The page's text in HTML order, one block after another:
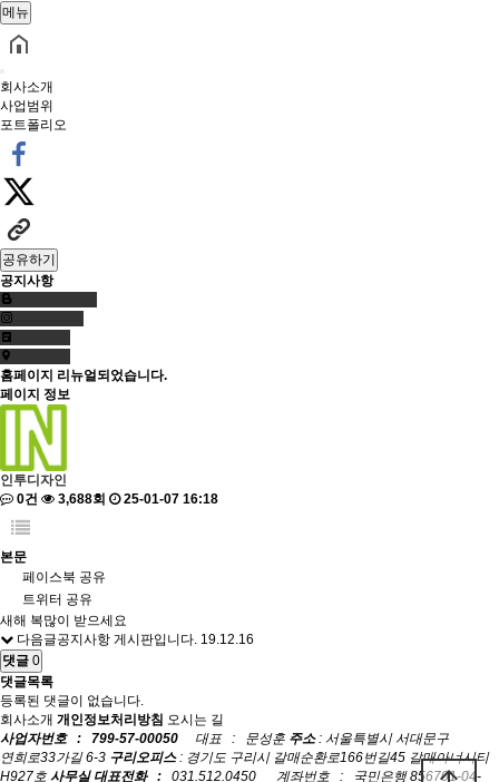
메뉴
회사소개
사업범위
포트폴리오
공유하기
공지사항
홈페이지 리뉴얼되었습니다.
페이지 정보
인투디자인
0건
3,688회 25-01-07 16:18
본문
페이스북 공유
트위터 공유
새해 복많이 받으세요
다음글공지사항 게시판입니다. 19.12.16
댓글 0
댓글목록
등록된 댓글이 없습니다.
회사소개 개인정보처리방침 오시는 길
사업자번호 : 799-57-00050
대표 : 문성훈 주소: 서울특별시 서대문구
연희로33가길 6-3 구리오피스: 경기도 구리시 갈매순환로166번길45 갈매아너시티
H927호 사무실 대표전화 : 031.512.0450 계좌번호 : 국민은행 856701-04-